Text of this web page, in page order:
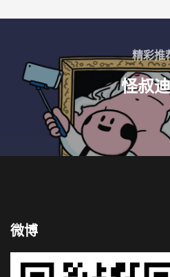
精彩推
怪叔
微博